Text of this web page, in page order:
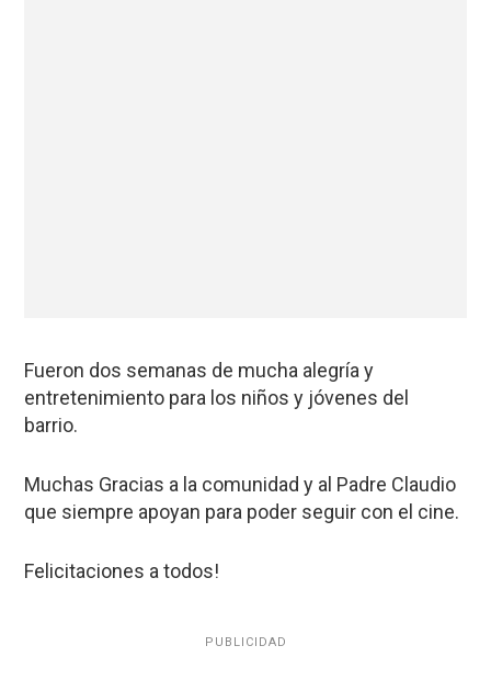
Fueron dos semanas de mucha alegría y
entretenimiento para los niños y jóvenes del
barrio.
Muchas Gracias a la comunidad y al Padre Claudio
que siempre apoyan para poder seguir con el cine.
Felicitaciones a todos!
PUBLICIDAD